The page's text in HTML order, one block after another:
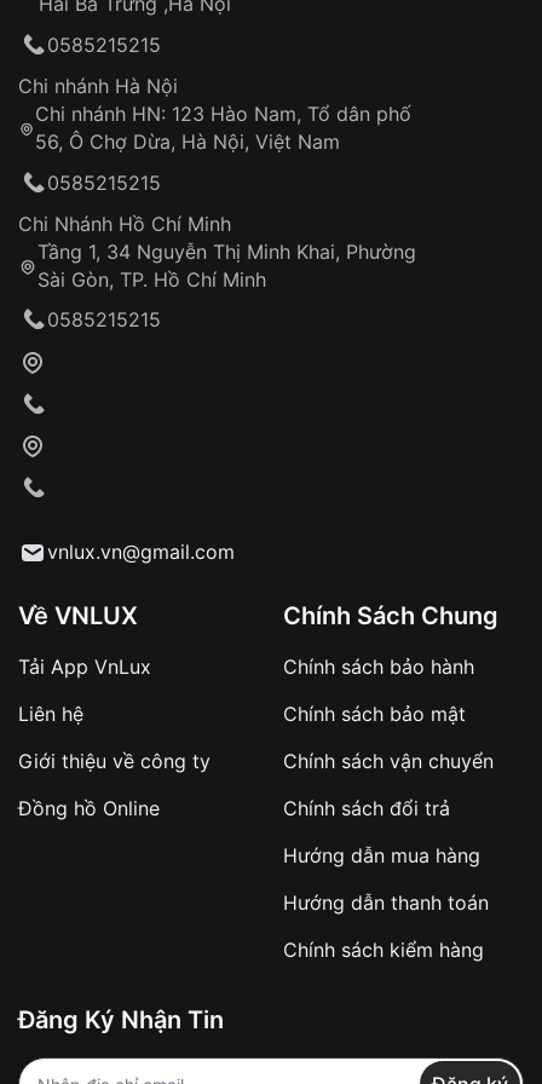
Hotline: 0585 215 215
Từ khóa SEO:
Khách hàng kiểm tra và thanh toán trực tiếp
Từ khóa SEO:
sản phẩm đặc biệt
hàng
Số tiền còn lại thanh toán khi nhận hàng hoặc
✔️ Đảm bảo xử lý đơn hàng nhanh chóng
✔️ Hạn chế tình trạng hủy đơn không mong
Từ khóa SEO:
thống VNLUX
Đảm bảo quyền lợi khách hàng
Đồng hành cùng khách hàng trong suốt quá
trình sử dụng
0585215215
Chi nhánh Hà Nội
Chi nhánh HN: 123 Hào Nam, Tổ dân phố
56, Ô Chợ Dừa, Hà Nội, Việt Nam
0585215215
Chi Nhánh Hồ Chí Minh
Tầng 1, 34 Nguyễn Thị Minh Khai, Phường
Sài Gòn, TP. Hồ Chí Minh
0585215215
vnlux.vn@gmail.com
Về VNLUX
Tải App VnLux
Liên hệ
Giới thiệu về công ty
Đồng hồ Online
Chính Sách Chung
Chính sách bảo hành
Chính sách bảo mật
Chính sách vận chuyển
Chính sách đổi trả
Hướng dẫn mua hàng
Hướng dẫn thanh toán
Chính sách kiểm hàng
Đăng Ký Nhận Tin